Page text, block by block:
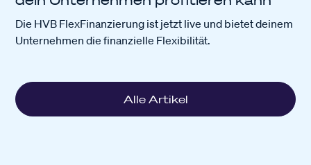
Die HVB FlexFinanzierung ist jetzt live und bietet deinem
Unternehmen die finanzielle Flexibilität.
Alle Artikel